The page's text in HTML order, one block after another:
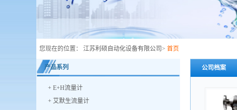
您现在的位置： 江苏利硕自动化设备有限公司 > 首页
产品系列
+ E+H流量计
+ 艾默生流量计
公司档案